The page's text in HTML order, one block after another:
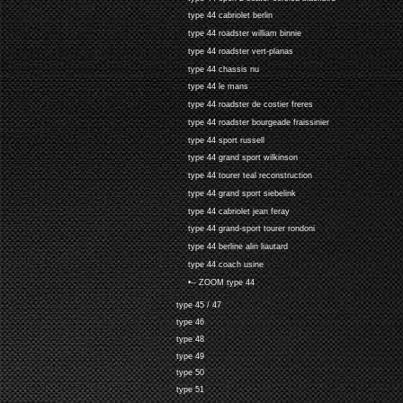
type 44 cabriolet berlin
type 44 roadster william binnie
type 44 roadster vert-planas
type 44 chassis nu
type 44 le mans
type 44 roadster de costier freres
type 44 roadster bourgeade fraissinier
type 44 sport russell
type 44 grand sport wilkinson
type 44 tourer teal reconstruction
type 44 grand sport siebelink
type 44 cabriolet jean feray
type 44 grand-sport tourer rondoni
type 44 berline alin liautard
type 44 coach usine
•-- ZOOM type 44
type 45 / 47
type 46
type 48
type 49
type 50
type 51